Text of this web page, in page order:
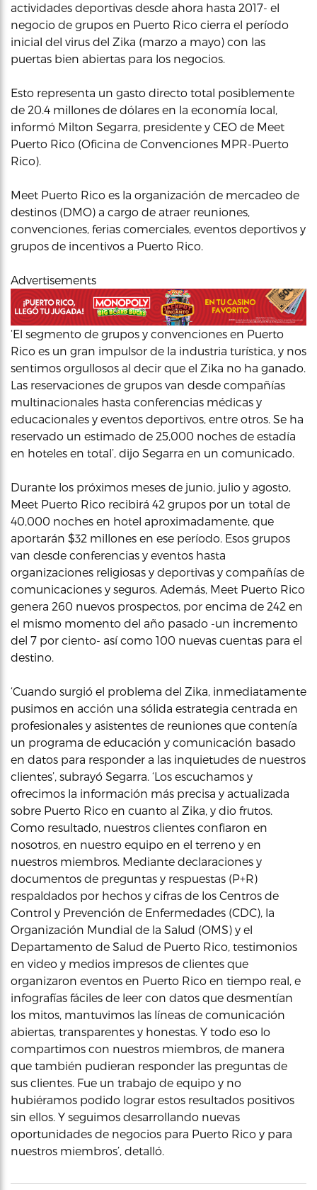
actividades deportivas desde ahora hasta 2017- el
negocio de grupos en Puerto Rico cierra el período
inicial del virus del Zika (marzo a mayo) con las
puertas bien abiertas para los negocios.
Esto representa un gasto directo total posiblemente
de 20.4 millones de dólares en la economía local,
informó Milton Segarra, presidente y CEO de Meet
Puerto Rico (Oficina de Convenciones MPR-Puerto
Rico).
Meet Puerto Rico es la organización de mercadeo de
destinos (DMO) a cargo de atraer reuniones,
convenciones, ferias comerciales, eventos deportivos y
grupos de incentivos a Puerto Rico.
Advertisements
‘El segmento de grupos y convenciones en Puerto
Rico es un gran impulsor de la industria turística, y nos
sentimos orgullosos al decir que el Zika no ha ganado.
Las reservaciones de grupos van desde compañías
multinacionales hasta conferencias médicas y
educacionales y eventos deportivos, entre otros. Se ha
reservado un estimado de 25,000 noches de estadía
en hoteles en total’, dijo Segarra en un comunicado.
Durante los próximos meses de junio, julio y agosto,
Meet Puerto Rico recibirá 42 grupos por un total de
40,000 noches en hotel aproximadamente, que
aportarán $32 millones en ese período. Esos grupos
van desde conferencias y eventos hasta
organizaciones religiosas y deportivas y compañías de
comunicaciones y seguros. Además, Meet Puerto Rico
genera 260 nuevos prospectos, por encima de 242 en
el mismo momento del año pasado -un incremento
del 7 por ciento- así como 100 nuevas cuentas para el
destino.
‘Cuando surgió el problema del Zika, inmediatamente
pusimos en acción una sólida estrategia centrada en
profesionales y asistentes de reuniones que contenía
un programa de educación y comunicación basado
en datos para responder a las inquietudes de nuestros
clientes’, subrayó Segarra. ‘Los escuchamos y
ofrecimos la información más precisa y actualizada
sobre Puerto Rico en cuanto al Zika, y dio frutos.
Como resultado, nuestros clientes confiaron en
nosotros, en nuestro equipo en el terreno y en
nuestros miembros. Mediante declaraciones y
documentos de preguntas y respuestas (P+R)
respaldados por hechos y cifras de los Centros de
Control y Prevención de Enfermedades (CDC), la
Organización Mundial de la Salud (OMS) y el
Departamento de Salud de Puerto Rico, testimonios
en video y medios impresos de clientes que
organizaron eventos en Puerto Rico en tiempo real, e
infografías fáciles de leer con datos que desmentían
los mitos, mantuvimos las líneas de comunicación
abiertas, transparentes y honestas. Y todo eso lo
compartimos con nuestros miembros, de manera
que también pudieran responder las preguntas de
sus clientes. Fue un trabajo de equipo y no
hubiéramos podido lograr estos resultados positivos
sin ellos. Y seguimos desarrollando nuevas
oportunidades de negocios para Puerto Rico y para
nuestros miembros’, detalló.